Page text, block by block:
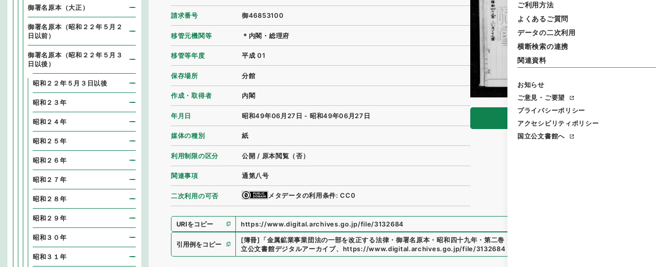
ご利用方法
よくあるご質問
データの二次利用
横断検索の連携
関連資料
お知らせ
ご意見・ご要望
プライバシーポリシー
アクセシビリティポリシー
国立公文書館へ
請求番号 御46853100
移管元機関等 ＊内閣・総理府
移管等年度 平成 01
保存場所 分館
作成・取得者 内閣
年月日 昭和49年06月27日 - 昭和49年06月27日
媒体の種別 紙
利用制限の区分 公開 / 原本閲覧（否）
関連事項 通第八号
二次利用の可否 メタデータの利用条件: CC0
URIをコピー https://www.digital.archives.go.jp/file/3132684
引用例をコピー
[簿冊] 「金属鉱業事業団法の一部を改正する法律・御署名原本・昭和四十九年・第二巻・法律第一〇二号
立公文書館デジタルアーカイブ、 https://www.digital.archives.go.jp/file/3132684
御署名原本（大正）
御署名原本（昭和２２年５月２
日以前）
御署名原本（昭和２２年５月３
日以後）
昭和２２年５月３日以後
昭和２３年
昭和２４年
昭和２５年
昭和２６年
昭和２７年
昭和２８年
昭和２９年
昭和３０年
昭和３１年